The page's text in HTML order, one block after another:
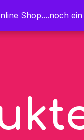
Shop....noch
Shop....noch